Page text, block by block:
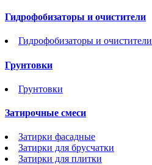
Гидрофобизаторы и очистители
Гидрофобизаторы и очистители
Грунтовки
Грунтовки
Затирочные смеси
Затирки фасадные
Затирки для брусчатки
Затирки для плитки